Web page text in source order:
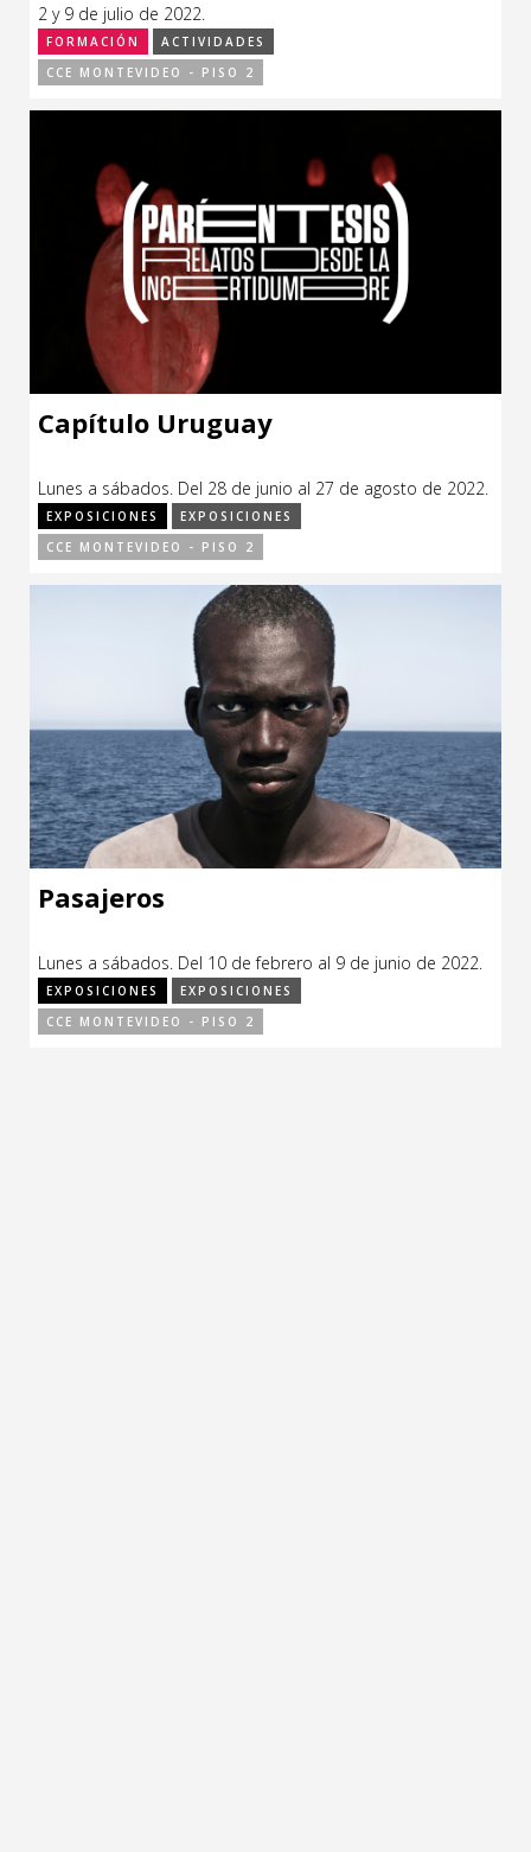
2 y 9 de julio de 2022.
FORMACIÓN
ACTIVIDADES
CCE MONTEVIDEO - PISO 2
Capítulo Uruguay
Lunes a sábados. Del 28 de junio al 27 de agosto de 2022.
EXPOSICIONES
EXPOSICIONES
CCE MONTEVIDEO - PISO 2
Pasajeros
Lunes a sábados. Del 10 de febrero al 9 de junio de 2022.
EXPOSICIONES
EXPOSICIONES
CCE MONTEVIDEO - PISO 2